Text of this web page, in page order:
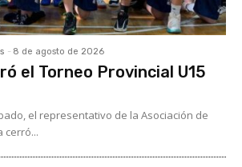
- 8 de agosto de 2026
el Torneo Provincial U15
el representativo de la Asociación de
cerró...